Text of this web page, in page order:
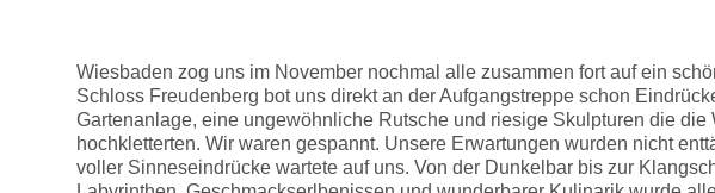
Wiesbaden zog uns im November nochmal alle zusammen fort auf ein
Schloss Freudenberg bot uns direkt an der Aufgangstreppe schon
Gartenanlage, eine ungewöhnliche Rutsche und riesige Skulpturen die die
hochkletterten. Wir waren gespannt. Unsere Erwartungen wurden nicht
voller Sinneseindrücke wartete auf uns. Von der Dunkelbar bis zur